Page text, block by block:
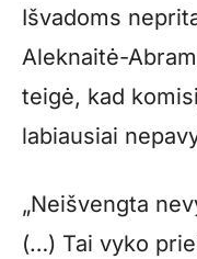
Išvadoms
Aleknaitė-
teigė, kad
labiausiai
„Neišvengta
(…) Tai vyko